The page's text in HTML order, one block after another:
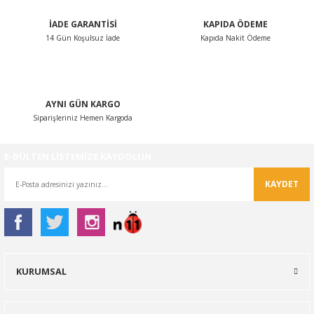
İADE GARANTİSİ
14 Gün Koşulsuz İade
KAPIDA ÖDEME
Kapıda Nakit Ödeme
AYNI GÜN KARGO
Siparişleriniz Hemen Kargoda
KAYDET
KURUMSAL